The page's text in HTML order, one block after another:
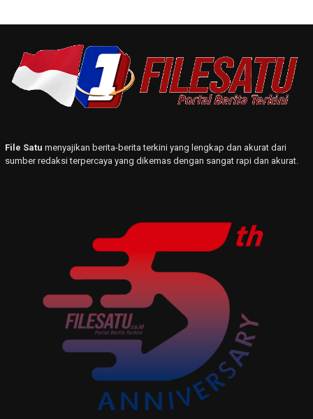
File Satu menyajikan berita-berita terkini yang lengkap dan akurat dari
sumber redaksi terpercaya yang dikemas dengan sangat rapi dan akurat.